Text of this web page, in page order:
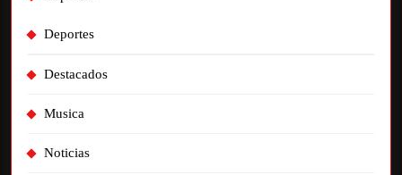
Deportes
Destacados
Musica
Noticias